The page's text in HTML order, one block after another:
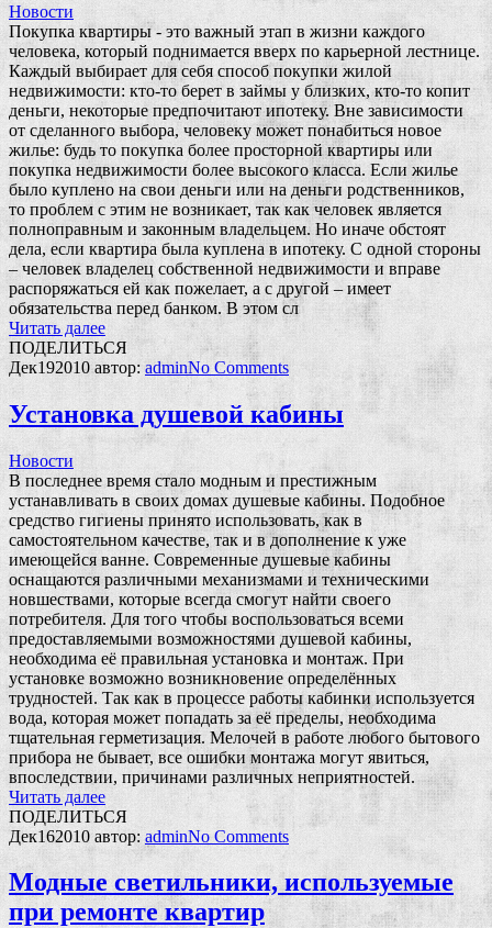
Новости
Покупка квартиры - это важный этап в жизни каждого
человека, который поднимается вверх по карьерной лестнице.
Каждый выбирает для себя способ покупки жилой
недвижимости: кто-то берет в займы у близких, кто-то копит
деньги, некоторые предпочитают ипотеку. Вне зависимости
от сделанного выбора, человеку может понабиться новое
жилье: будь то покупка более просторной квартиры или
покупка недвижимости более высокого класса. Если жилье
было куплено на свои деньги или на деньги родственников,
то проблем с этим не возникает, так как человек является
полноправным и законным владельцем. Но иначе обстоят
дела, если квартира была куплена в ипотеку. С одной стороны
– человек владелец собственной недвижимости и вправе
распоряжаться ей как пожелает, а с другой – имеет
обязательства перед банком. В этом сл
Читать далее
ПОДЕЛИТЬСЯ
Дек192010автор: adminNo Comments
Установка душевой кабины
Новости
В последнее время стало модным и престижным
устанавливать в своих домах душевые кабины. Подобное
средство гигиены принято использовать, как в
самостоятельном качестве, так и в дополнение к уже
имеющейся ванне. Современные душевые кабины
оснащаются различными механизмами и техническими
новшествами, которые всегда смогут найти своего
потребителя. Для того чтобы воспользоваться всеми
предоставляемыми возможностями душевой кабины,
необходима её правильная установка и монтаж. При
установке возможно возникновение определённых
трудностей. Так как в процессе работы кабинки используется
вода, которая может попадать за её пределы, необходима
тщательная герметизация. Мелочей в работе любого бытового
прибора не бывает, все ошибки монтажа могут явиться,
впоследствии, причинами различных неприятностей.
Читать далее
ПОДЕЛИТЬСЯ
Дек162010автор: adminNo Comments
Модные светильники, используемые
при ремонте квартир